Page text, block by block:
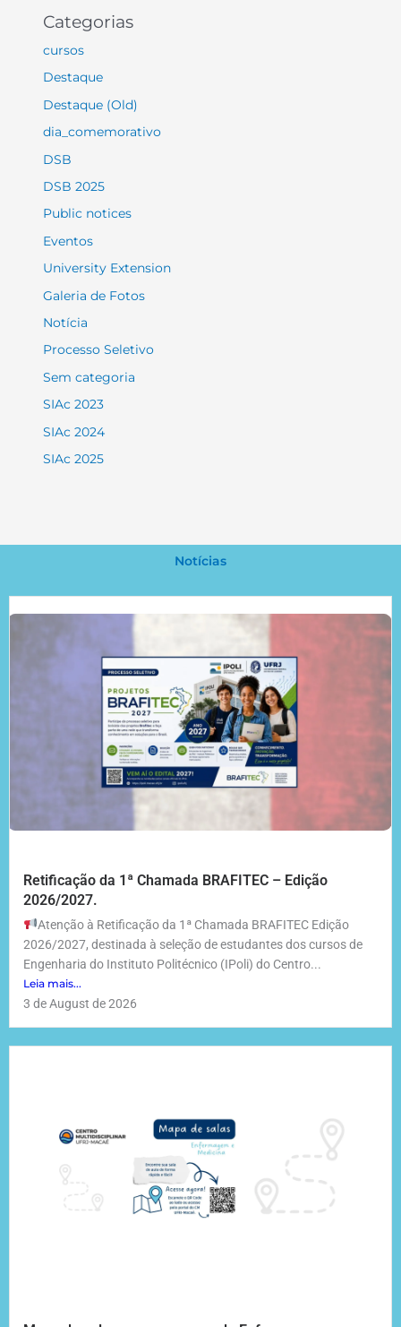
Categorias
cursos
Destaque
Destaque (Old)
dia_comemorativo
DSB
DSB 2025
Public notices
Eventos
University Extension
Galeria de Fotos
Notícia
Processo Seletivo
Sem categoria
SIAc 2023
SIAc 2024
SIAc 2025
Notícias
Retificação da 1ª Chamada BRAFITEC – Edição
2026/2027.
Atenção à Retificação da 1ª Chamada BRAFITEC Edição
2026/2027, destinada à seleção de estudantes dos cursos de
Engenharia do Instituto Politécnico (IPoli) do Centro...
Leia mais...
3 de August de 2026